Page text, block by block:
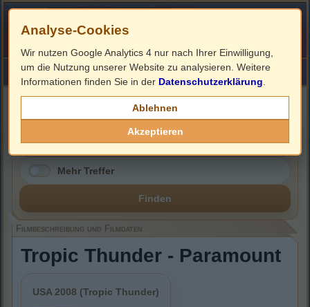
HOME ImpressumLinks
Filmbeschreibung, Cover & DVD Infos
Mehr Treffer
Finden
Filmbeschreibung und Filmdaten
Tropic Thunder - Paramount
USA 2008 (Tropic Thunder)
Analyse-Cookies
Wir nutzen Google Analytics 4 nur nach Ihrer Einwilligung,
um die Nutzung unserer Website zu analysieren. Weitere
Informationen finden Sie in der Datenschutzerklärung
Ablehnen
Akzeptieren